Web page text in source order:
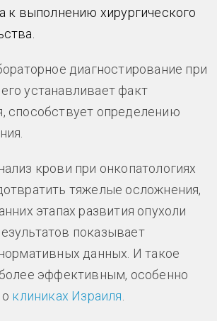
к выполнению хирургического
диагностирование при
устанавливает факт
способствует определению
крови при онкопатологиях
тяжелые осложнения,
этапах развития опухоли
показывает
данных. И такое
эффективным, особенно
клиниках Израиля